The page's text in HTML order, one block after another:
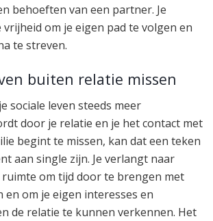
behoeften van een partner. Je
om je eigen pad te volgen en
te streven.
buiten relatie missen
sociale leven steeds meer
door je relatie en je het contact met
begint te missen, kan dat een teken
aan single zijn. Je verlangt naar
om tijd door te brengen met
en om je eigen interesses en
de relatie te kunnen verkennen. Het